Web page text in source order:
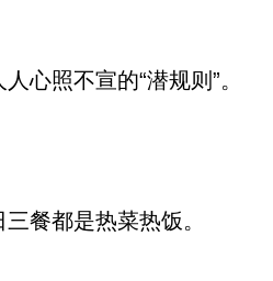
照不宣的“潜规则”。
餐都是热菜热饭。